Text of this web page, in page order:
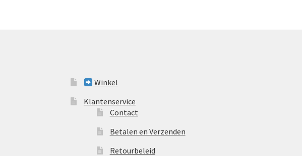
Winkel
Klantenservice
Contact
Betalen en Verzenden
Retourbeleid